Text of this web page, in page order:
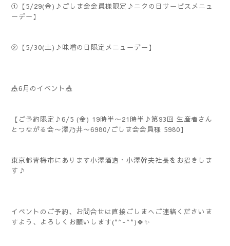
①【5/29(金)♪ごしま会会員様限定♪ニクの日サービスメニュ
ーデー】
②【5/30(土)♪味噌の日限定メニューデー】
🎪6月のイベント🎪
【ご予約限定♪6/5 (金) 19時半〜21時半♪第93回 生産者さん
とつながる会〜澤乃井〜6980/ごしま会会員様 5980】
東京都青梅市にあります小澤酒造・小澤幹夫社長をお招きしま
す♪
イベントのご予約、お問合せは直接ごしまへご連絡くださいま
すよう、よろしくお願いします(*^-^*)🍀✨️